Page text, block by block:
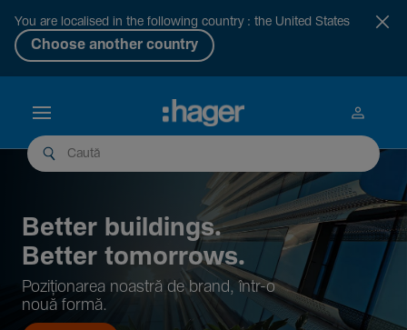
You are localised in the following country : the United States
Choose another country
Better buil­dings.
Better tomor­rows.
Pozi­țio­narea noastră de brand, într-o
nouă formă.